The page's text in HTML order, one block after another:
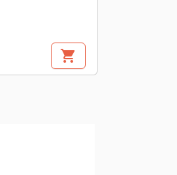
shopping_cart